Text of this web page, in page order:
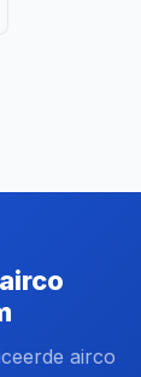
airco